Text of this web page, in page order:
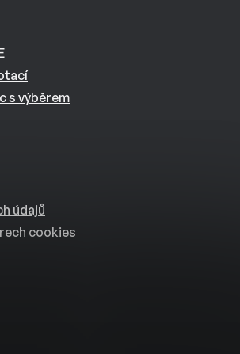
s výběrem
údajů
cookies